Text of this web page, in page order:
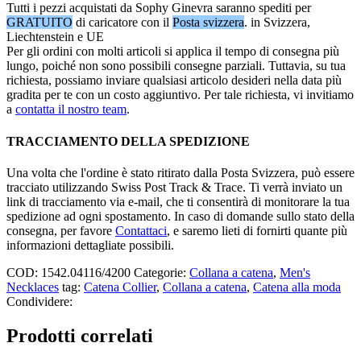
Tutti i pezzi acquistati da Sophy Ginevra saranno spediti per
GRATUITO di caricatore con il Posta svizzera. in Svizzera,
Liechtenstein e UE
Per gli ordini con molti articoli si applica il tempo di consegna più
lungo, poiché non sono possibili consegne parziali. Tuttavia, su tua
richiesta, possiamo inviare qualsiasi articolo desideri nella data più
gradita per te con un costo aggiuntivo. Per tale richiesta, vi invitiamo
a contatta il nostro team.
TRACCIAMENTO DELLA SPEDIZIONE
Una volta che l'ordine è stato ritirato dalla Posta Svizzera, può essere
tracciato utilizzando Swiss Post Track & Trace. Ti verrà inviato un
link di tracciamento via e-mail, che ti consentirà di monitorare la tua
spedizione ad ogni spostamento. In caso di domande sullo stato della
consegna, per favore Contattaci, e saremo lieti di fornirti quante più
informazioni dettagliate possibili.
COD: 1542.04116/4200 Categorie: Collana a catena, Men's
Necklaces tag: Catena Collier, Collana a catena, Catena alla moda
Condividere:
Prodotti correlati